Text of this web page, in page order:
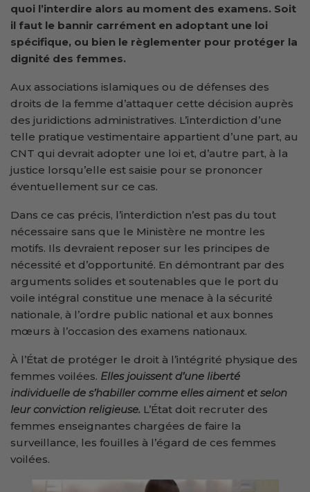
quoi l’interdire alors au moment des examens. Soit
il faut le bannir carrément en adoptant une loi
spécifique, ou bien le règlementer pour protéger la
dignité des femmes.
Aux associations islamiques ou de défenses des
droits de la femme d’attaquer cette décision auprès
des juridictions administratives. L’interdiction d’une
telle pratique vestimentaire appartient d’une part, au
CNT qui devrait adopter une loi et, d’autre part, à la
justice lorsqu’elle est saisie pour se prononcer
éventuellement sur ce cas.
Dans ce cas précis, l’interdiction n’est pas du tout
nécessaire sans que le Ministère ne montre les
motifs. Ils devraient reposer sur les principes de
nécessité et d’opportunité. En démontrant par des
arguments solides et soutenables que le port du
voile intégral constitue une menace à la sécurité
nationale, à l’ordre public national et aux bonnes
mœurs à l’occasion des examens nationaux.
À l’État de protéger le droit à l’intégrité physique des
femmes voilées. Elles jouissent d’une liberté
individuelle de s’habiller comme elles aiment et selon
leur conviction religieuse. L’État doit recruter des
femmes enseignantes chargées de faire la
surveillance, les fouilles à l’égard de ces femmes
voilées.